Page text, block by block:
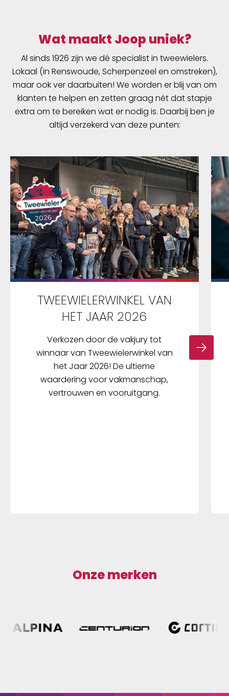
Wat maakt Joop uniek?
Al sinds 1926 zijn we dé specialist in tweewielers.
Lokaal (in Renswoude, Scherpenzeel en omstreken),
maar ook ver daarbuiten! We worden er blij van om
klanten te helpen en zetten graag nét dat stapje
extra om te bereiken wat er nodig is. Daarbij ben je
altijd verzekerd van deze punten:
TWEEWIELERWINKEL VAN
HET JAAR 2026
Verkozen door de vakjury tot
winnaar van Tweewielerwinkel van
het Jaar 2026! De ultieme
waardering voor vakmanschap,
vertrouwen en vooruitgang.
Onze merken